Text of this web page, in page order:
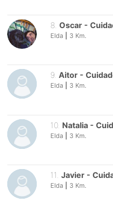
8. Oscar -
Elda 3 Km.
9. Aitor -
Elda 3 Km.
10. Natalia -
Elda 3 Km.
11 Javier -
Elda 3 Km.